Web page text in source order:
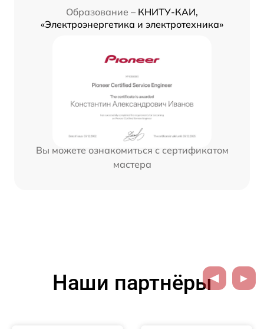
Образование – КНИТУ-КАИ,
«Электроэнергетика и электротехника»
Вы можете ознакомиться с сертификатом
мастера
Наши партнёры